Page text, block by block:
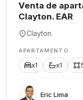
Venta de
Clayton. EAR
Clayton
APARTAMENTO
x1 x1
Eric Lima